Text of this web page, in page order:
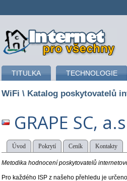
připojení k internetu
TITULKA TECHNOLOGIE
WiFi \ Katalog poskytovatelů
GRAPE SC, a.s
Úvod Pokrytí Ceník Kontakty
Metodika hodnocení poskytovatelů
Pro každého ISP z našeho přehledu je